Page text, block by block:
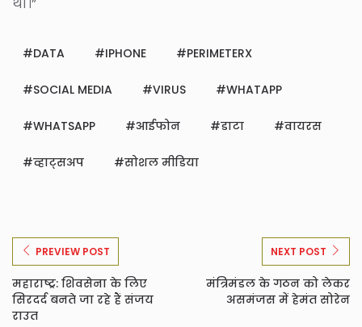
था।”
DATA IPHONE PERIMETERX
SOCIAL MEDIA VIRUS WHATAPP
WHATSAPP आईफोन डाटा वायरस
व्हाट्सअप सोशल मीडिया
PREVIEW POST
महाराष्ट्र: शिवसेना के लिए
सिरदर्द बनते जा रहे हैं संजय
राउत
NEXT POST
मंत्रिमंडल के गठन को लेकर
असमंजस में हेमंत सोरेन